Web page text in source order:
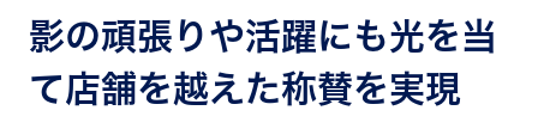
影の頑張りや活躍にも光を当
て店舗を越えた称賛を実現